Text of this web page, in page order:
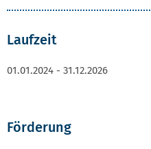
Laufzeit
01.01.2024 - 31.12.2026
Förderung